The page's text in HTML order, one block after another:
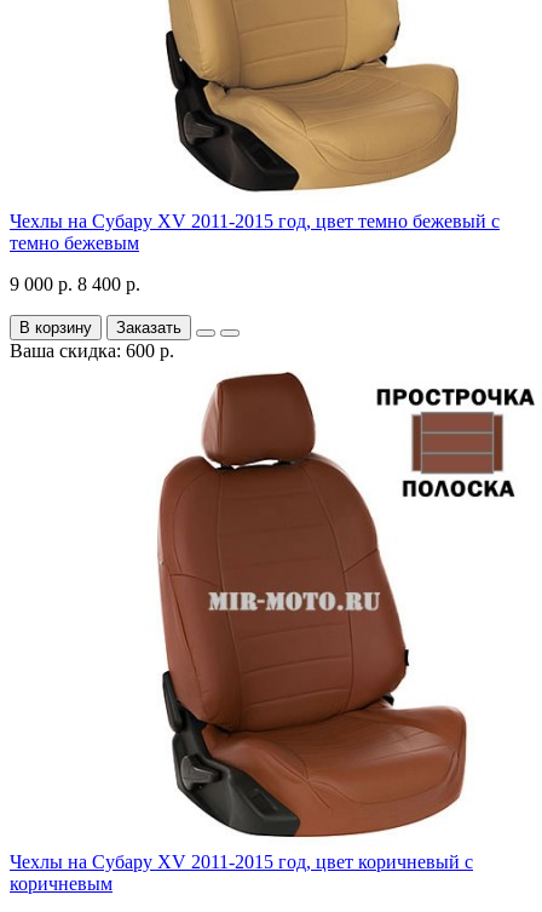
Чехлы на Субару XV 2011-2015 год, цвет темно бежевый с
темно бежевым
9 000 р. 8 400 р.
В корзину Заказать
Ваша скидка: 600 р.
Чехлы на Субару XV 2011-2015 год, цвет коричневый с
коричневым